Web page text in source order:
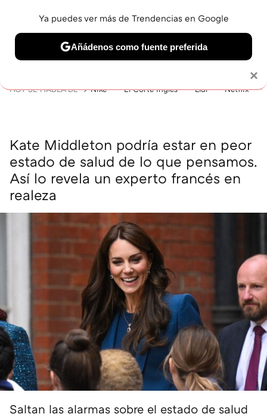
BELLEZA SHOPPING VIAJES GASTRO SNEAKERS
HOY SE HABLA DE Nike El Corte Inglés Lidl Netflix
Kate Middleton podría estar en peor
estado de salud de lo que pensamos.
Así lo revela un experto francés en
realeza
Saltan las alarmas sobre el estado de salud
×
Ya puedes ver más de Trendencias en Google
Añádenos como fuente preferida